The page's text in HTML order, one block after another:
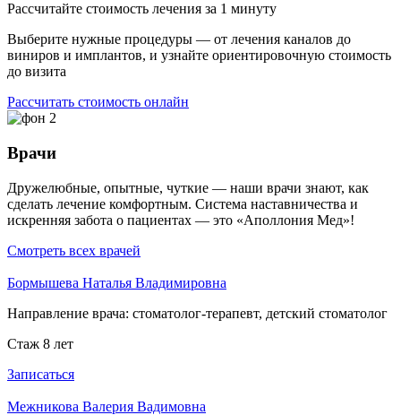
Рассчитайте стоимость лечения за 1 минуту
Выберите нужные процедуры — от лечения каналов до
виниров и имплантов, и узнайте ориентировочную стоимость
до визита
Рассчитать стоимость онлайн
Врачи
Дружелюбные, опытные, чуткие — наши врачи знают, как
сделать лечение комфортным. Система наставничества и
искренняя забота о пациентах — это «Аполлония Мед»!
Смотреть всех врачей
Бормышева Наталья Владимировна
Направление врача: стоматолог-терапевт, детский стоматолог
Стаж 8 лет
Записаться
Межникова Валерия Вадимовна